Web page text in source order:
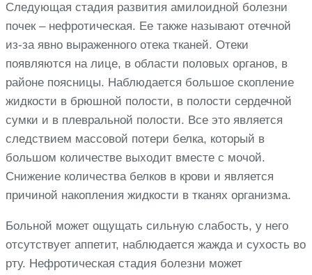
Следующая стадия развития амилоидной болезни
почек – нефротическая. Ее также называют отечной
из-за явно выраженного отека тканей. Отеки
появляются на лице, в области половых органов, в
районе поясницы. Наблюдается большое скопление
жидкости в брюшной полости, в полости сердечной
сумки и в плевральной полости. Все это является
следствием массовой потери белка, который в
большом количестве выходит вместе с мочой.
Снижение количества белков в крови и является
причиной накопления жидкости в тканях организма.
Больной может ощущать сильную слабость, у него
отсутствует аппетит, наблюдается жажда и сухость во
рту. Нефротическая стадия болезни может